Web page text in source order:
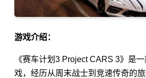
游戏介绍：
《赛车计划3 Project CARS 3》是
戏，经历从周末战士到竞速传奇的